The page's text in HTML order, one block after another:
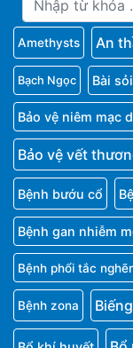
Amethysts An
Bạch Ngọc Bài
Bảo vệ niêm mạc
Bảo vệ vết
Bệnh bướu cổ
Bệnh gan nhiễm
Bệnh phổi tắc
Bệnh zona